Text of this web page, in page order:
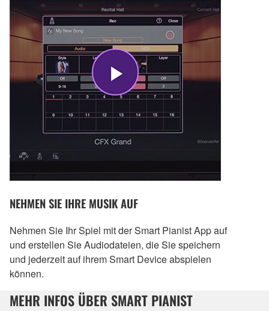
NEHMEN SIE IHRE MUSIK AUF
Nehmen Sie Ihr Spiel mit der Smart Pianist App auf
und erstellen Sie Audiodateien, die Sie speichern
und jederzeit auf ihrem Smart Device abspielen
können.
MEHR INFOS ÜBER SMART PIANIST